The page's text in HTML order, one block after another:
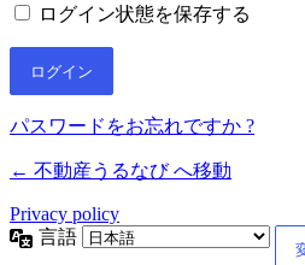
ログイン状態を保存する
パスワードをお忘れですか ?
← 不動産うるなび へ移動
Privacy policy
言語